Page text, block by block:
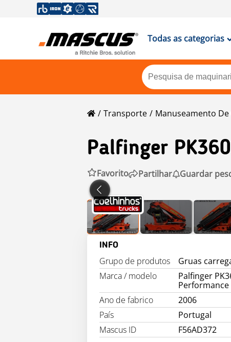
Todas as categorias
Transporte Manuseamento De
Palfinger
Favorito Partilhar Guardar
INFO
Grupo de produtos
Gruas
Marca / modelo
Palfinger
Performance
Ano de fabrico
2006
País
Portugal
Mascus ID
F56AD372